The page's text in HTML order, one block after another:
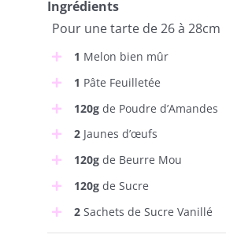
Ingrédients
Pour une tarte de 26 à 28cm
1 Melon bien mûr
1 Pâte Feuilletée
120gde Poudre d’Amandes
2Jaunes d’œufs
120gde Beurre Mou
120gde Sucre
2Sachets de Sucre Vanillé